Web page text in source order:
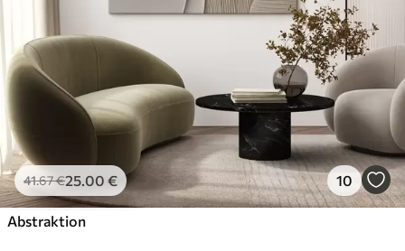
41.67€25.00 € 10
Abstraktion